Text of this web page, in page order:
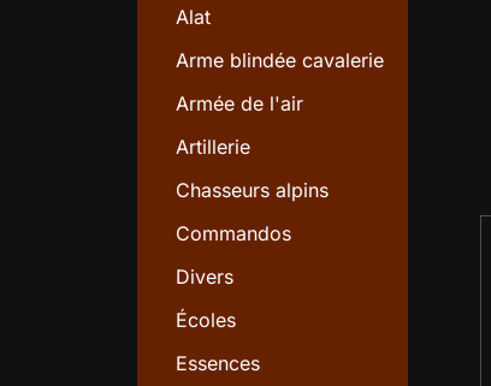
Alat
Arme blindée cavalerie
Armée de l'air
Artillerie
Chasseurs alpins
Commandos
Divers
Écoles
Essences